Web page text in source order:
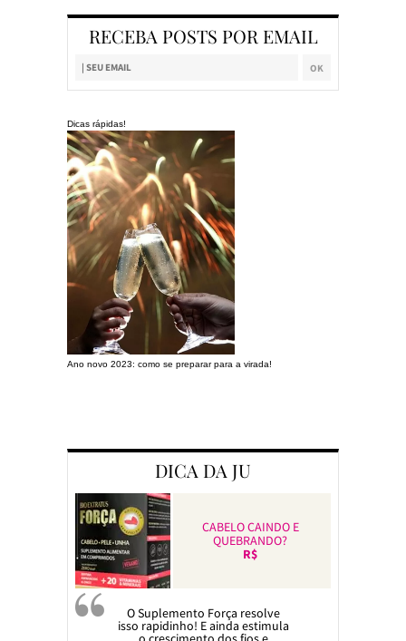
RECEBA POSTS POR EMAIL
Dicas rápidas!
Ano novo 2023: como se preparar para a virada!
DICA DA JU
CABELO CAINDO E
QUEBRANDO?
R$
O Suplemento Força resolve
isso rapidinho! E ainda estimula